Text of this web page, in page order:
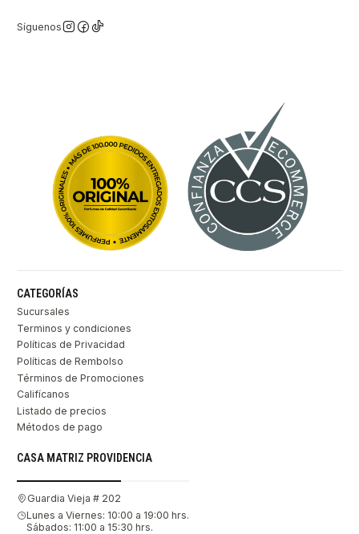
Síguenos
CATEGORÍAS
Sucursales
Terminos y condiciones
Políticas de Privacidad
Políticas de Rembolso
Términos de Promociones
Califícanos
Listado de precios
Métodos de pago
CASA MATRIZ PROVIDENCIA
Guardia Vieja # 202
Lunes a Viernes: 10:00 a 19:00 hrs.
Sábados: 11:00 a 15:30 hrs.